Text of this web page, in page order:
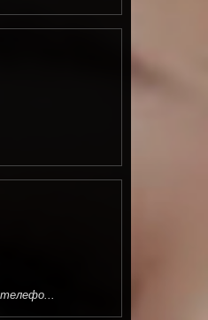
телефо...